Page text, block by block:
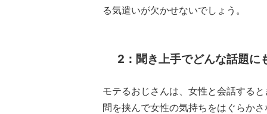
る気遣いが欠かせないでしょう。
2：聞き上手でどんな話題に
モテるおじさんは、女性と会話する
問を挟んで女性の気持ちをはぐらか